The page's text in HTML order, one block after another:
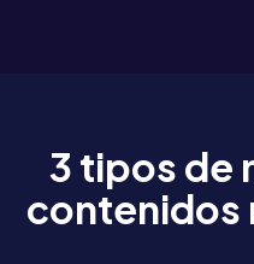
3 tipos de
contenidos